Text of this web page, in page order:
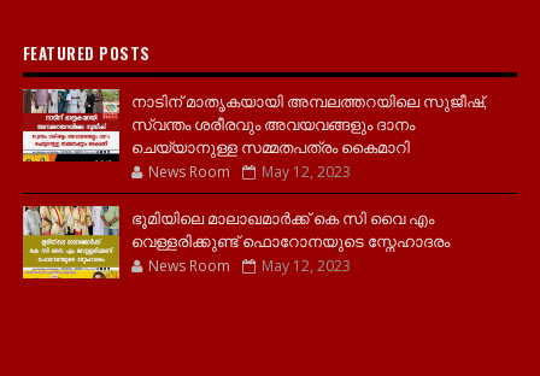
FEATURED POSTS
നാടിന് മാതൃകയായി അമ്പലത്തറയിലെ സുജീഷ്,
സ്വന്തം ശരീരവും അവയവങ്ങളും ദാനം
ചെയ്യാനുള്ള സമ്മതപത്രം കൈമാറി
News Room May 12, 2023
ഭൂമിയിലെ മാലാഖമാർക്ക് കെ സി വൈ എം
വെള്ളരിക്കുണ്ട് ഫൊറോനയുടെ സ്നേഹാദരം
News Room May 12, 2023